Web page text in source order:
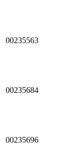
00235563
00235684
00235696